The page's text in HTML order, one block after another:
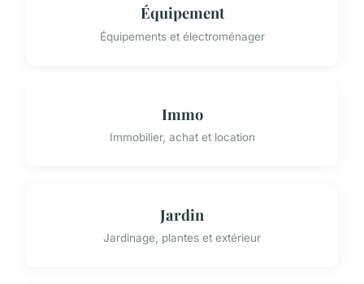
Équipement
Équipements et électroménager
Immo
Immobilier, achat et location
Jardin
Jardinage, plantes et extérieur